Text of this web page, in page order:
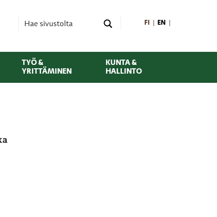
FI EN
TYÖ &
YRITTÄMINEN
KUNTA &
HALLINTO